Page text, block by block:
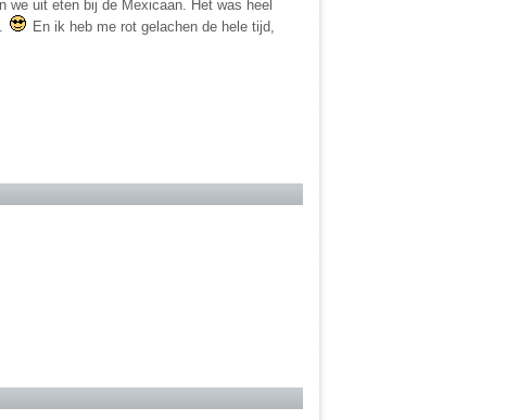
we uit eten bij de Mexicaan. Het was heel
En ik heb me rot gelachen de hele tijd,